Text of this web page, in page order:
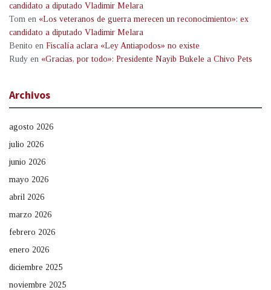
candidato a diputado Vladimir Melara
Tom en «Los veteranos de guerra merecen un reconocimiento»: ex
candidato a diputado Vladimir Melara
Benito en Fiscalía aclara «Ley Antiapodos» no existe
Rudy en «Gracias, por todo»: Presidente Nayib Bukele a Chivo Pets
Archivos
agosto 2026
julio 2026
junio 2026
mayo 2026
abril 2026
marzo 2026
febrero 2026
enero 2026
diciembre 2025
noviembre 2025